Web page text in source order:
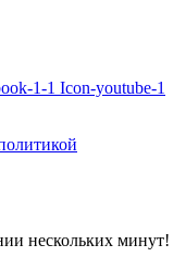
1-1 Icon-youtube-1
нескольких минут!